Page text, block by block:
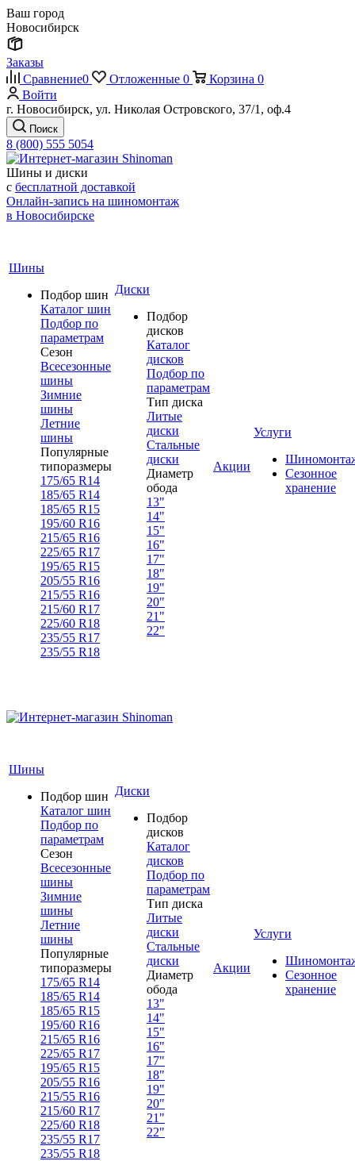
Ваш город
Новосибирск
Заказы
Сравнение0 Отложенные 0 Корзина 0
Войти
г. Новосибирск, ул. Николая Островского, 37/1, оф.4
Поиск
8 (800) 555 5054
Шины и диски
с бесплатной доставкой
Онлайн-запись на шиномонтаж
в Новосибирске
Шины
Подбор шин
Каталог шин
Подбор по
параметрам
Сезон
Всесезонные
шины
Зимние
шины
Летние
шины
Популярные
типоразмеры
175/65 R14
185/65 R14
185/65 R15
195/60 R16
215/65 R16
225/65 R17
195/65 R15
205/55 R16
215/55 R16
215/60 R17
225/60 R18
235/55 R17
235/55 R18
Диски
Подбор
дисков
Каталог
дисков
Подбор по
параметрам
Тип диска
Литые
диски
Стальные
диски
Диаметр
обода
13"
14"
15"
16"
17"
18"
19"
20"
21"
22"
Акции
Услуги
Сезонное
хранение
Шины
Подбор шин
Каталог шин
Подбор по
параметрам
Сезон
Всесезонные
шины
Зимние
шины
Летние
шины
Популярные
типоразмеры
175/65 R14
185/65 R14
185/65 R15
195/60 R16
215/65 R16
225/65 R17
195/65 R15
205/55 R16
215/55 R16
215/60 R17
225/60 R18
235/55 R17
235/55 R18
Диски
Подбор
дисков
Каталог
дисков
Подбор по
параметрам
Тип диска
Литые
диски
Стальные
диски
Диаметр
обода
13"
14"
15"
16"
17"
18"
19"
20"
21"
22"
Акции
Услуги
Сезонное
хранение